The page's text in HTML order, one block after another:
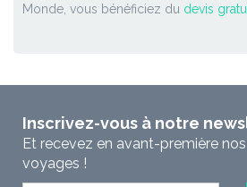
Monde, vous bénéficiez du devis
Inscrivez-vous à notre
Et recevez en avant-première
voyages !